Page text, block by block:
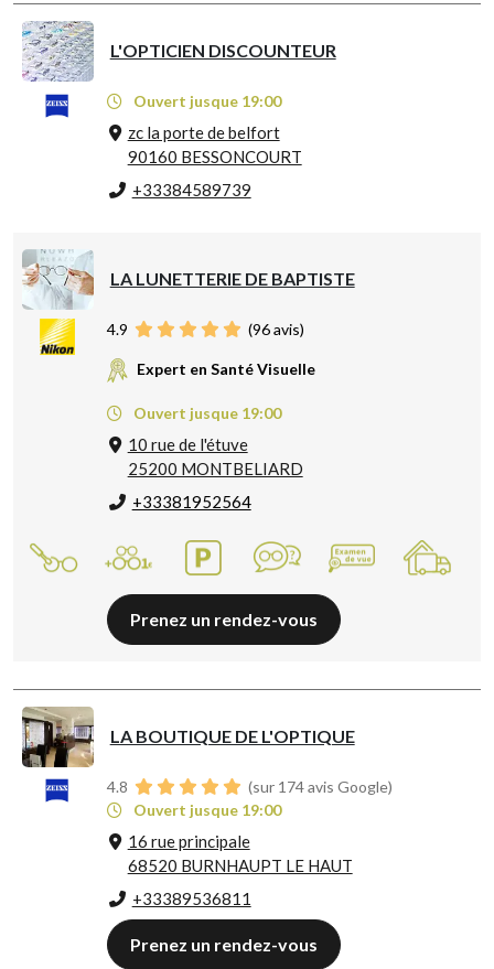
L'OPTICIEN DISCOUNTEUR
Ouvert jusque 19:00
zc la porte de belfort
90160 BESSONCOURT
+33384589739
LA LUNETTERIE DE BAPTISTE
4.9 (96avis)
Expert en Santé Visuelle
Ouvert jusque 19:00
10 rue de l'étuve
25200 MONTBELIARD
+33381952564
Prenez un rendez-vous
LA BOUTIQUE DE L'OPTIQUE
4.8
(sur 174 avis Google)
Ouvert jusque 19:00
16 rue principale
68520 BURNHAUPT LE HAUT
+33389536811
Prenez un rendez-vous